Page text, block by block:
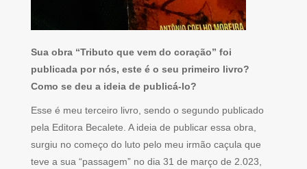
Sua obra “Tributo que vem do coração” foi
publicada por nós, este é o seu primeiro livro?
Como se deu a ideia de publicá-lo?
Esse é meu terceiro livro, sendo o segundo publicado
pela Editora Becalete. A ideia de publicar essa obra,
surgiu no começo do luto pelo meu irmão caçula que
teve a sua “passagem” no dia 31 de março de 2.023,